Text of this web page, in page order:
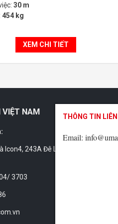
30 m
454 kg
XEM CHI TIẾT
THÔNG TIN
Email:
THÔNG TIN
Email:
THÔNG TIN
Email:
NAM
Icon4, 243A Đê La Thành, Láng, Hà
3703